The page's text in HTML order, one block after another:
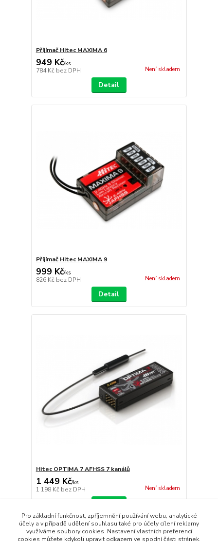
Příjímač Hitec MAXIMA 6
949 Kč/ks
784 Kč bez DPH Není skladem
Detail
Příjímač Hitec MAXIMA 9
999 Kč/ks
826 Kč bez DPH Není skladem
Detail
Hitec OPTIMA 7 AFHSS 7 kanálů
1 449 Kč/ks
1 198 Kč bez DPH Není skladem
strana z 1
Pro základní funkčnost, zpříjemnění používání webu, analytické
účely a v případě udělení souhlasu také pro účely cílení reklamy
využíváme soubory cookies. Nastavení vlastních preferencí
cookies můžete kdykoli upravit odkazem ve spodní části stránek.